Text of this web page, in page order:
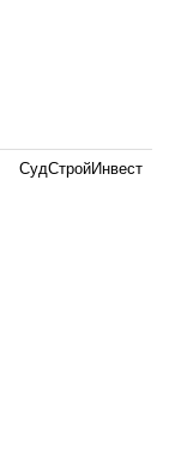
СудСтройИнвест